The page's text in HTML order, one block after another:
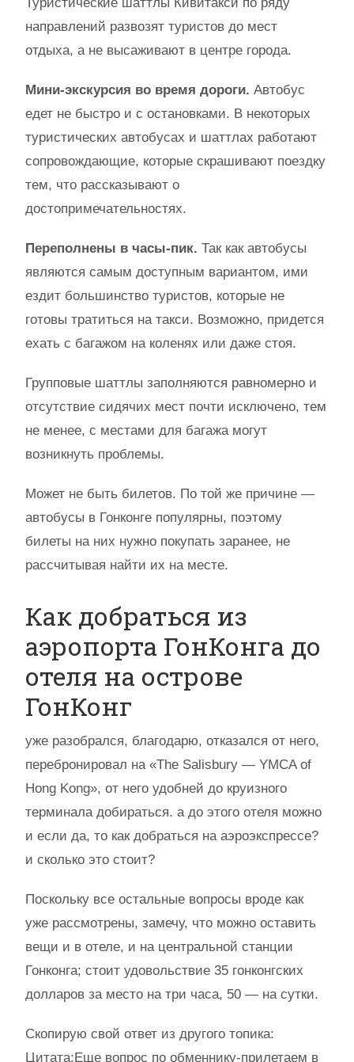
направлений развозят туристов до мест
отдыха, а не высаживают в центре города.
Мини-экскурсия во время дороги. Автобус
едет не быстро и с остановками. В некоторых
туристических автобусах и шаттлах работают
сопровождающие, которые скрашивают поездку
тем, что рассказывают о
достопримечательностях.
Переполнены в часы-пик. Так как автобусы
являются самым доступным вариантом, ими
ездит большинство туристов, которые не
готовы тратиться на такси. Возможно, придется
ехать с багажом на коленях или даже стоя.
Групповые шаттлы заполняются равномерно и
отсутствие сидячих мест почти исключено, тем
не менее, с местами для багажа могут
возникнуть проблемы.
Может не быть билетов. По той же причине —
автобусы в Гонконге популярны, поэтому
билеты на них нужно покупать заранее, не
рассчитывая найти их на месте.
Как добраться из
аэропорта ГонКонга до
отеля на острове
ГонКонг
уже разобрался, благодарю, отказался от него,
перебронировал на «The Salisbury — YMCA of
Hong Kong», от него удобней до круизного
терминала добираться. а до этого отеля можно
и если да, то как добраться на аэроэкспрессе?
и сколько это стоит?
Поскольку все остальные вопросы вроде как
уже рассмотрены, замечу, что можно оставить
вещи и в отеле, и на центральной станции
Гонконга; стоит удовольствие 35 гонконгских
долларов за место на три часа, 50 — на сутки.
Скопирую свой ответ из другого топика:
Цитата:Еще вопрос по обменнику-прилетаем в